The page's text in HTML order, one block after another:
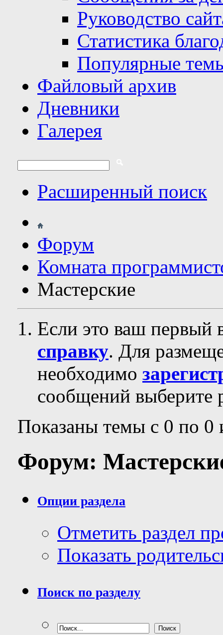
Руководство
Статистика
Популярные
Файловый архив
Дневники
Галерея
Расширенный поиск
Форум
Комната
Мастерские
Если это ваш первый
справку. Для
необходимо
сообщений выберите
Показаны темы с 0 по 0
Форум:
Опции раздела
Отметить раздел
Показать
Поиск по разделу